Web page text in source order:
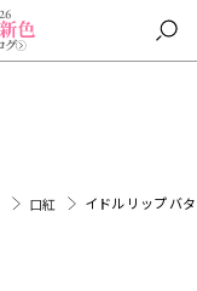
口紅 イドル リップ バ